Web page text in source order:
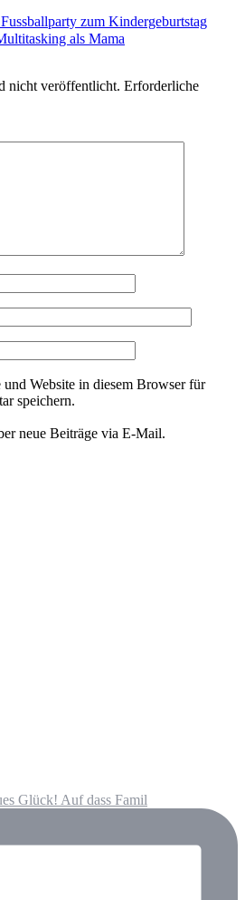
zum Kindergeburtstag
als Mama
nicht veröffentlicht. Erforderliche
Website in diesem Browser für
speichern.
neue Beiträge via E-Mail.
Glück! Auf dass Famil